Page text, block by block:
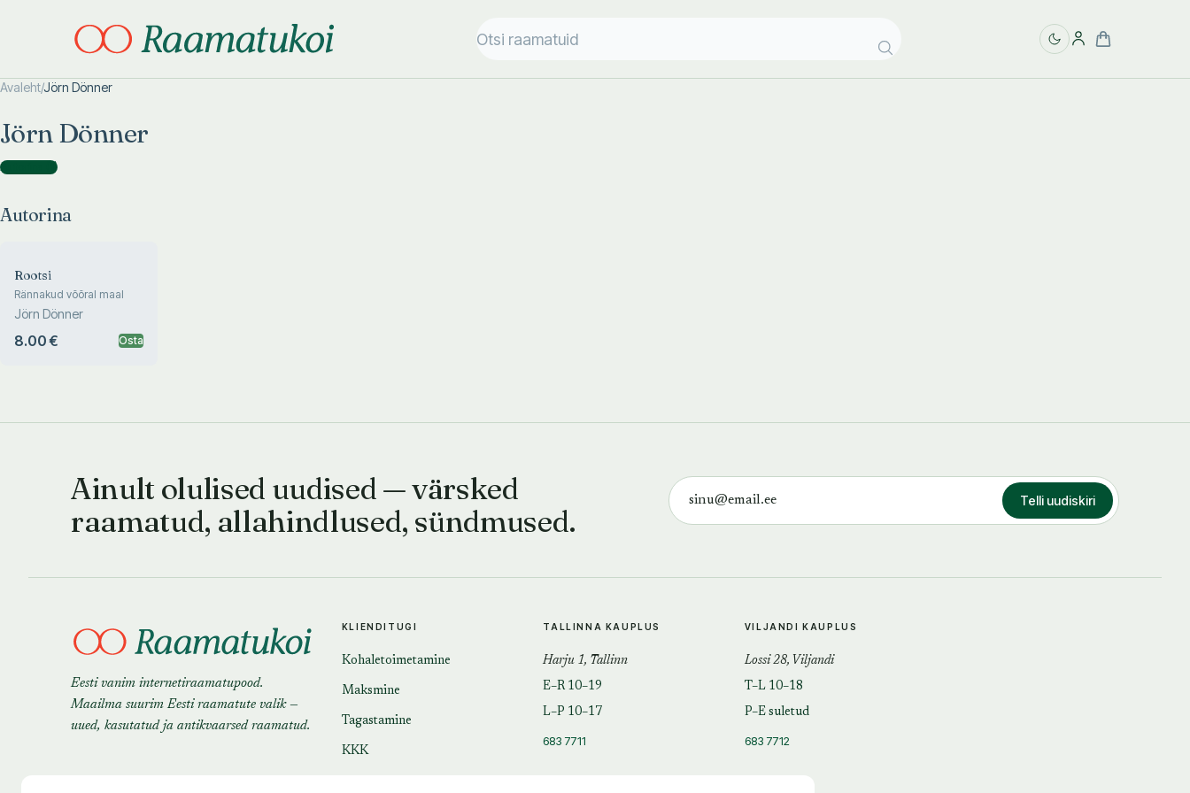
Avaleht/Jörn Dönner
Jörn Dönner
Autorina )
Autorina
Rootsi
Rännakud võõral maal
Jörn Dönner
8.00 € Osta
Ainult olulised uudised — värsked
raamatud, allahindlused, sündmused.
Telli uudiskiri
Eesti vanim internetiraamatupood.
Maailma suurim Eesti raamatute valik —
uued, kasutatud ja antikvaarsed raamatud.
KLIENDITUGI
Kohaletoimetamine
Maksmine
Tagastamine
KKK
TALLINNA KAUPLUS
Harju 1, Tallinn
E–R 10–19
L–P 10–17
683 7711
VILJANDI KAUPLUS
Lossi 28, Viljandi
T–L 10–18
P–E suletud
683 7712